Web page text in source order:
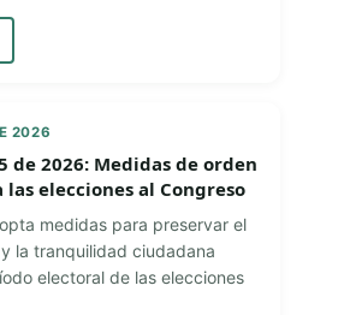
2026
de 2026: Medidas de orden
elecciones al Congreso
medidas para preservar el
la tranquilidad ciudadana
electoral de las elecciones